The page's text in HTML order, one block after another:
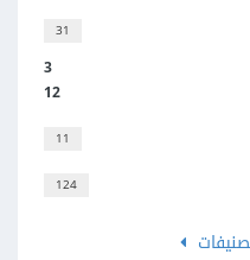
31
3
12
11
124